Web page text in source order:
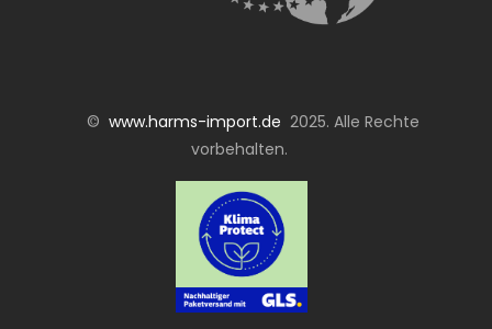
© www.harms-import.de 2025. Alle Rechte
vorbehalten.